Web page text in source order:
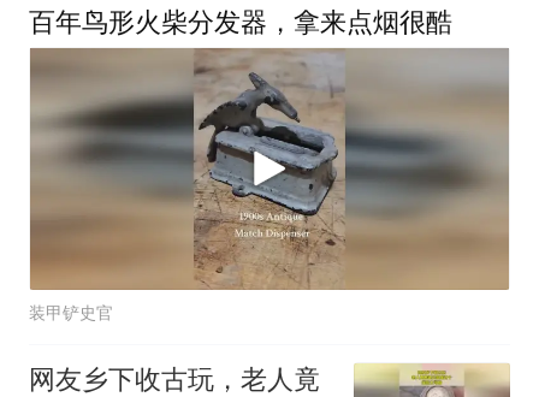
百年鸟形火柴分发器，拿来点烟很酷
装甲铲史官
网友乡下收古玩，老人竟